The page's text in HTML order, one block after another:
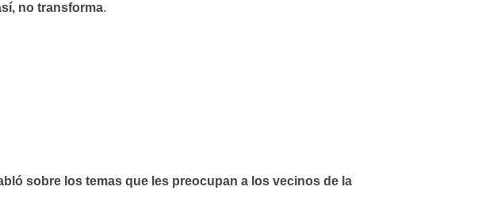
no transforma.
sobre los temas que les preocupan a los vecinos de la